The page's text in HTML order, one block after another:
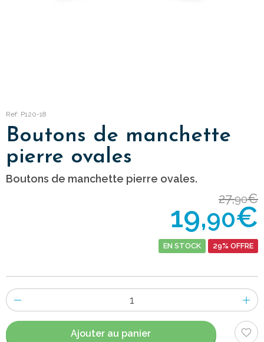
Ref: P120-18
Boutons de manchette
pierre ovales
Boutons de manchette pierre ovales.
27,90€
19,90€
EN STOCK 29% OFFRE
Nombre
d'items
Ajouter au panier